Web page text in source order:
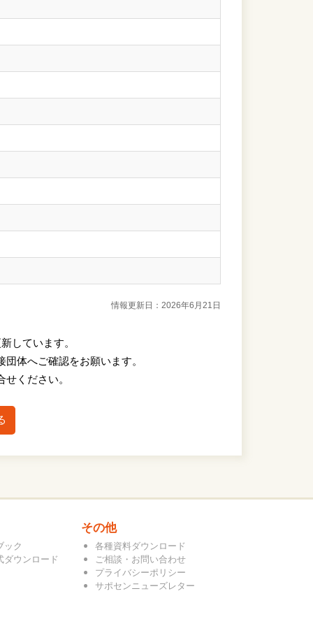
情報更新日：2026年6月21日
しています。
体へご確認をお願います。
ください。
ック
ダウンロード
その他
各種資料ダウンロード
ご相談・お問い合わせ
プライバシーポリシー
サポセンニューズレター